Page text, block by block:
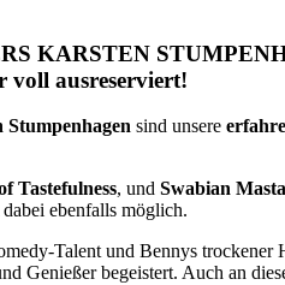
KARSTEN
ausreserviert!
Stumpenhagen sind unsere
Tastefulness, und Swabian
ebenfalls möglich.
Talent und Bennys trockener
Genießer begeistert. Auch an